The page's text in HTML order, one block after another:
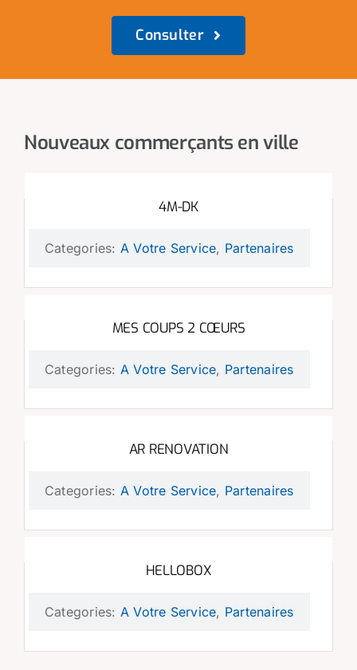
Consulter
Nouveaux commerçants en ville
4M-DK
Categories: A Votre Service, Partenaires
MES COUPS 2 CŒURS
Categories: A Votre Service, Partenaires
AR RENOVATION
Categories: A Votre Service, Partenaires
HELLOBOX
Categories: A Votre Service, Partenaires